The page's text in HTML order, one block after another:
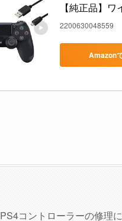
【純正品】
2200630048559
Amazon
PS4コントローラーの修理